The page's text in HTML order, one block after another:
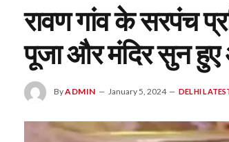
रावण गांव के सरपंच
पूजा और मंदिर सुन हुए
ByADMIN January 5, 2024 DELHI